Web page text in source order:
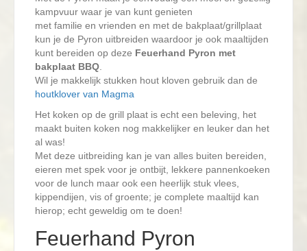
kampvuur waar je van kunt genieten
met familie en vrienden en met de bakplaat/grillplaat
kun je de Pyron uitbreiden waardoor je ook maaltijden
kunt bereiden op deze Feuerhand Pyron met
bakplaat BBQ.
Wil je makkelijk stukken hout kloven gebruik dan de
houtklover van Magma
Het koken op de grill plaat is echt een beleving, het
maakt buiten koken nog makkelijker en leuker dan het
al was!
Met deze uitbreiding kan je van alles buiten bereiden,
eieren met spek voor je ontbijt, lekkere pannenkoeken
voor de lunch maar ook een heerlijk stuk vlees,
kippendijen, vis of groente; je complete maaltijd kan
hierop; echt geweldig om te doen!
Feuerhand Pyron